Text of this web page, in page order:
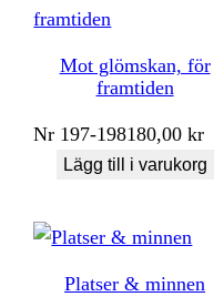
Mot glömskan, för
framtiden
Nr 197-198180,00kr
Lägg till i varukorg
Platser & minnen